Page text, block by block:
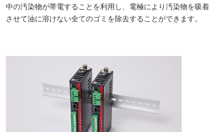
中の汚染物が帯電することを利用し、電極により汚染物を吸着
させて油に溶けない全てのゴミを除去することができます。